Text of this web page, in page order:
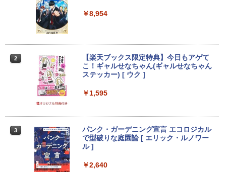
5.6型 インテル高速CPU ランダムで発送
￥9,980
MS限定クーポンあり! 【Win11正式対
2GB 新品 SSD 256GB 高性能 第8世代 C
ore i5搭載 DVD 中古ノートパソコン Win
dows11 Pro 店長オススメ おまかせ 15.6
型 無線LAN office付き 2026 福袋 ギフト
￥29,800
￥6,600
11 [21.5型液晶ディスプレイ/1920×1080/
HDMI、D-Sub/スピーカー：あり/5年間
フル保証]
￥9,980
3
【楽天1位！保護レザーケース付き】【タ
ッチ選択】 モバイルモニター 15.6インチ
ノングレア 非光沢 1080PフルHD コスパ
ポータブルモニター ゲーミングモニター
￥8,954
2
【楽天ブックス限定特典】今日もアゲて
こ！ギャルせなちゃん(ギャルせなちゃん
ステッカー) [ ウク ]
￥1,595
3
パンク・ガーデニング宣言 エコロジカル
で型破りな庭園論 [ エリック・ルノワー
ル ]
￥2,640